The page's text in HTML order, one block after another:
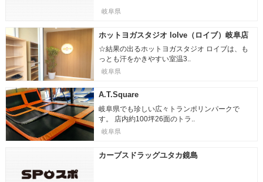
岐阜県
ホットヨガスタジオ loIve（ロイブ）岐阜店
☆結果の出るホットヨガスタジオ ロイブは、も
っとも汗をかきやすい室温3..
岐阜県
A.T.Square
岐阜県でも珍しい広々トランポリンパークで
す。 店内約100坪26面のトラ..
岐阜県
カーブスドラッグユタカ鏡島